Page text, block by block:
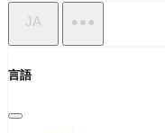
JA
言語